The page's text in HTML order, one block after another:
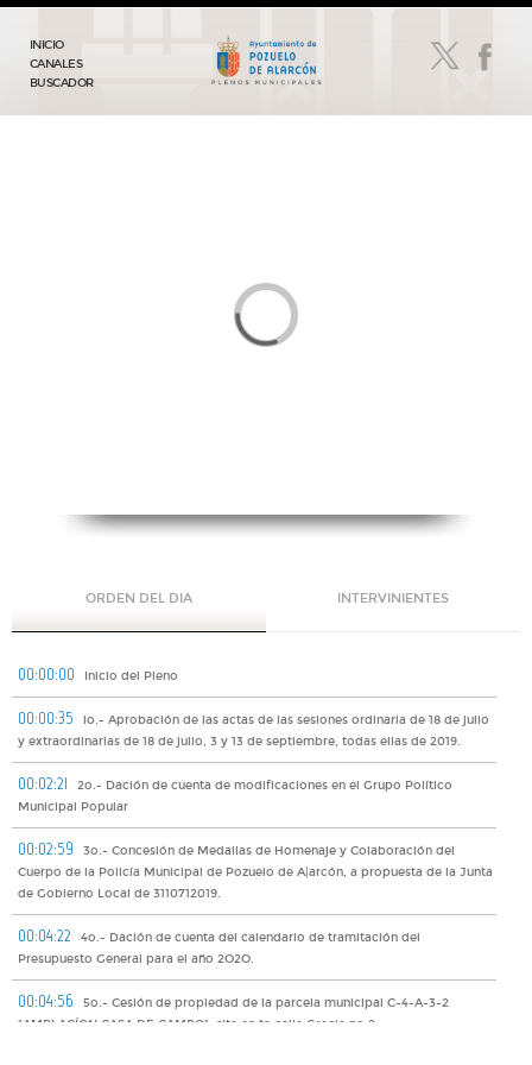
INICIO
CANALES
BUSCADOR
ORDEN DEL DIA INTERVINIENTES
00:00:00 Inicio del Pleno
00:00:35
lo.- Aprobación de las actas de las sesiones ordinaria de 18 de julio
y extraordinarias de 18 de julio, 3 y 13 de septiembre, todas ellas de 2019.
00:02:21
2o.- Dación de cuenta de modificaciones en el Grupo Político
Municipal Popular
00:02:59
3o.- Concesión de Medallas de Homenaje y Colaboración del
Cuerpo de la Policía Municipal de Pozuelo de A|arcón, a propuesta de la Junta
de Gobierno Local de 3110712019.
00:04:22
4o.- Dación de cuenta del calendario de tramitación del
Presupuesto General para el año 2O2O.
00:04:56
5o.- Cesión de propiedad de la parcela municipal C-4-A-3-2
"AMPLACÍON CASA DE CAMPO", sita en ta calle Grecia no 2.